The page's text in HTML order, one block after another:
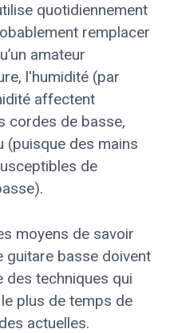
quotidiennement
remplacer
amateur
l'humidité (par
affectent
cordes de basse,
(puisque des mains
de
moyens de savoir
guitare basse doivent
des techniques qui
plus de temps de
actuelles.